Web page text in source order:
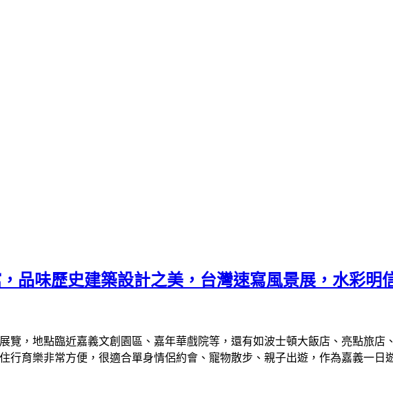
品味歷史建築設計之美，台灣速寫風景展，水彩明
覽，地點臨近嘉義文創園區、嘉年華戲院等，還有如波士頓大飯店、亮點旅
行育樂非常方便，很適合單身情侶約會、寵物散步、親子出遊，作為嘉義一日